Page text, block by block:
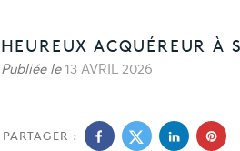
HEUREUX ACQUÉREUR À
Publiée le13 AVRIL 2026
PARTAGER :